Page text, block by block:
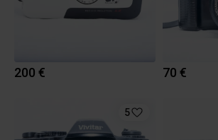
200 € 70 €
5